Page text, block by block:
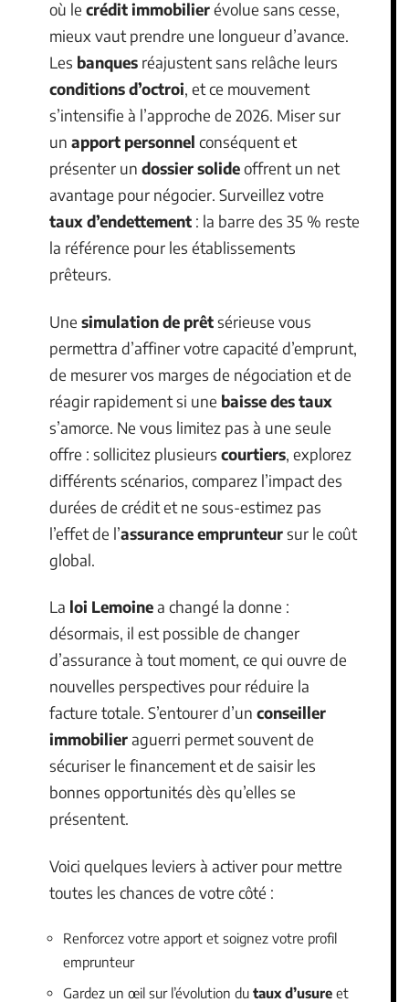
où le crédit immobilierévolue sans cesse,
mieux vaut prendre une longueur d’avance.
Les banques réajustent sans relâche leurs
conditions d’octroi, et ce mouvement
s’intensifie à l’approche de 2026. Miser sur
un apport personnel conséquent et
présenter un dossier solideoffrent un net
avantage pour négocier. Surveillez votre
taux d’endettement : la barre des 35 % reste
la référence pour les établissements
prêteurs.
Une simulation de prêtsérieuse vous
permettra d’affiner votre capacité d’emprunt,
de mesurer vos marges de négociation et de
réagir rapidement si une baisse des taux
s’amorce. Ne vous limitez pas à une seule
offre : sollicitez plusieurs courtiers, explorez
différents scénarios, comparez l’impact des
durées de crédit et ne sous-estimez pas
l’effet de l’assurance emprunteursur le coût
global.
La loi Lemoinea changé la donne :
désormais, il est possible de changer
d’assurance à tout moment, ce qui ouvre de
nouvelles perspectives pour réduire la
facture totale. S’entourer d’un conseiller
immobilieraguerri permet souvent de
sécuriser le financement et de saisir les
bonnes opportunités dès qu’elles se
présentent.
Voici quelques leviers à activer pour mettre
toutes les chances de votre côté :
Renforcez votre apport et soignez votre profil
emprunteur
Gardez un œil sur l’évolution du taux d’usure et